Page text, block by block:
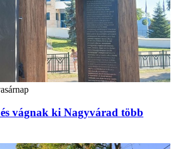
vágnak ki Nagyvárad több